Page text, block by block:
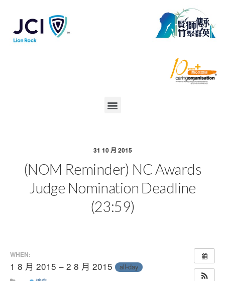
31 10 月 2015
(NOM Reminder) NC Awards
Judge Nomination Deadline
(23:59)
WHEN:
1 8 月 2015 – 2 8 月 2015 all-day